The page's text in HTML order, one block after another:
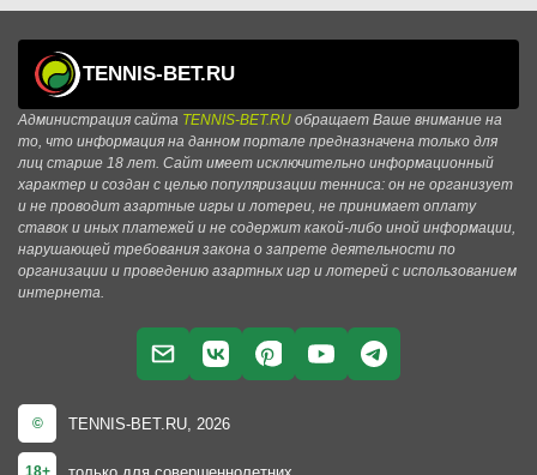
TENNIS-BET.RU
Администрация сайта TENNIS-BET.RU обращает Ваше внимание на
то, что информация на данном портале предназначена только для
лиц старше 18 лет. Сайт имеет исключительно информационный
характер и создан с целью популяризации тенниса: он не организует
и не проводит азартные игры и лотереи, не принимает оплату
ставок и иных платежей и не содержит какой-либо иной информации,
нарушающей требования закона о запрете деятельности по
организации и проведению азартных игр и лотерей с использованием
интернета.
© TENNIS-BET.RU, 2026
18+ только для совершеннолетних